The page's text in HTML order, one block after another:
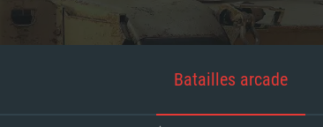
Batailles arcade